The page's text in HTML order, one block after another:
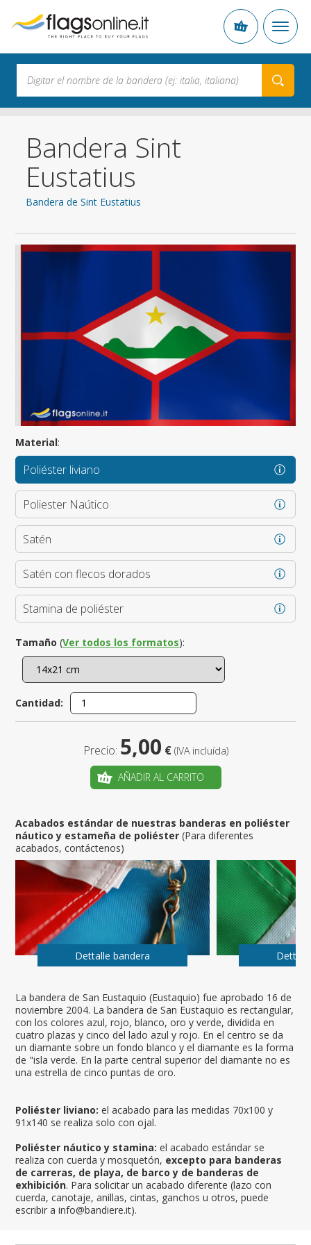
Bandera Sint
Eustatius
Bandera de Sint Eustatius
La bandera de San Eustaquio (Eustaquio) fue aprobado 16 de
noviembre 2004. La bandera de San Eustaquio es rectangular,
con los colores azul, rojo, blanco, oro y verde, dividida en
cuatro plazas y cinco del lado azul y rojo. En el centro se da
un diamante sobre un fondo blanco y el diamante es la forma
de "isla verde. En la parte central superior del diamante no es
una estrella de cinco puntas de oro.
Poliéster liviano: el acabado para las medidas 70x100 y
91x140 se realiza solo con ojal.
Poliéster náutico y stamina: el acabado estándar se
realiza con cuerda y mosquetón, excepto para banderas
de carreras, de playa, de barco y de banderas de
exhibición. Para solicitar un acabado diferente (lazo con
cuerda, canotaje, anillas, cintas, ganchos u otros, puede
escribir a info@bandiere.it).
Material:
Poliéster liviano
Poliester Naútico
Satén
Satén con flecos dorados
Stamina de poliéster
Tamaño (Ver todos los formatos):
Cantidad:
Precio: 5,00 € (IVA incluída)
AÑADIR AL CARRITO
Acabados estándar de nuestras banderas en poliéster
náutico y estameña de poliéster (Para diferentes
acabados, contáctenos)
Dettalle bandera